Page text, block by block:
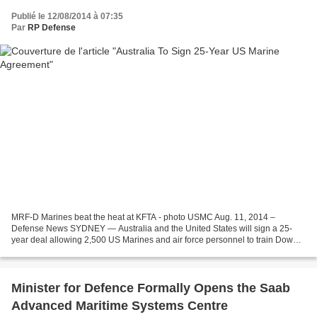
Publié le 12/08/2014 à 07:35
Par RP Defense
MRF-D Marines beat the heat at KFTA - photo USMC Aug. 11, 2014 –
Defense News SYDNEY — Australia and the United States will sign a 25-
year deal allowing 2,500 US Marines and air force personnel to train Down
Minister for Defence Formally Opens the Saab
Advanced Maritime Systems Centre